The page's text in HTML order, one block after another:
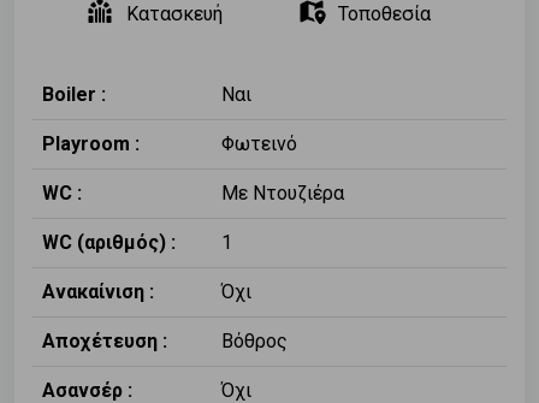
Κατασκευή Τοποθεσία
Boiler : Ναι
Playroom : Φωτεινό
WC : Με Ντουζιέρα
WC (αριθμός) : 1
Ανακαίνιση : Όχι
Αποχέτευση : Βόθρος
Ασανσέρ : Όχι